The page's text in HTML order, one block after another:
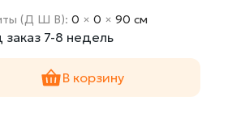
(Д Ш В):0 ×0 ×90 cм
7-8 недель
В корзину